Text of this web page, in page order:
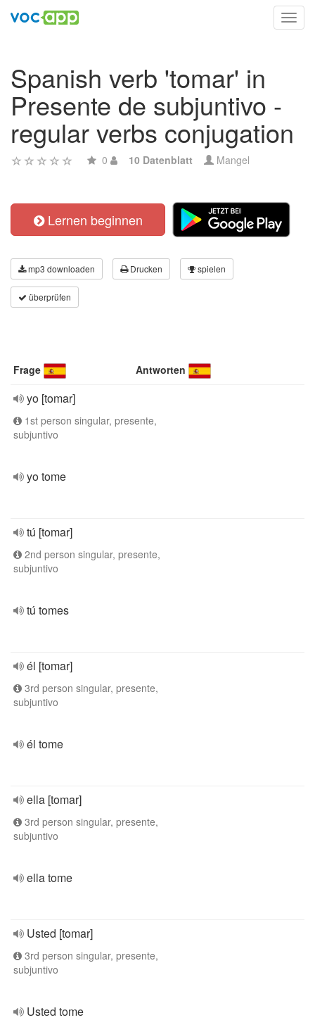
Spanish verb 'tomar' in
Presente de subjuntivo -
regular verbs conjugation
0 10 Datenblatt Mangel
Lernen beginnen
mp3 downloaden Drucken spielen
überprüfen
Frage Antworten
yo [tomar]
1st person singular, presente,
subjuntivo
yo tome
tú [tomar]
2nd person singular, presente,
subjuntivo
tú tomes
él [tomar]
3rd person singular, presente,
subjuntivo
él tome
ella [tomar]
3rd person singular, presente,
subjuntivo
ella tome
Usted [tomar]
3rd person singular, presente,
subjuntivo
Usted tome